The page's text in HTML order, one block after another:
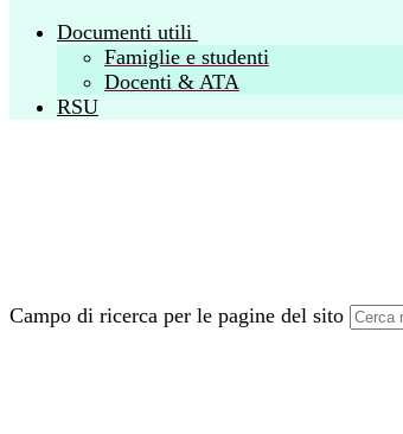
Documenti utili
Famiglie e studenti
Docenti & ATA
RSU
Campo di ricerca per le pagine del sito